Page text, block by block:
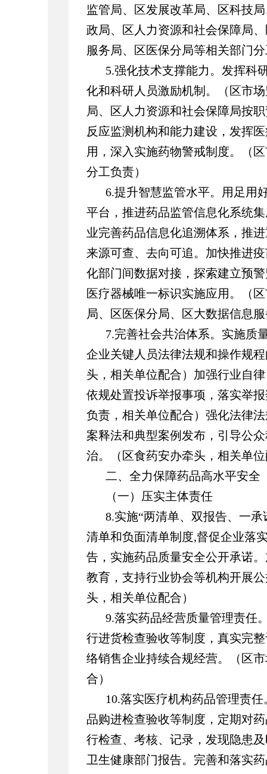
监管局、区发展改革局、区科技
政局、区人力资源和社会保障局
服务局、区医保分局等相关部门
5.强化技术支撑能力。发挥科
化和科研人员激励机制。（区市
局、区人力资源和社会保障局按
反应监测机构和能力建设，发挥
用，深入实施药物警戒制度。（
分工负责）
6.提升智慧监管水平。用足用
平台，推进药品监管信息化系统
业完善药品信息化追溯体系，推
来源可查、去向可追。加快推进
化部门间数据对接，探索建立预
医疗器械唯一标识实施应用。（
局、区医保分局、区大数据信息
7.完善社会共治体系。实施质
企业关键人员法律法规和操作规
头，相关单位配合）加强行业自
依规处置投诉举报事项，落实举
负责，相关单位配合）强化法律
案释法和典型案例发布，引导公
治。（区食药安办牵头，相关单
二、全力保障药品高水平安全
（一）压实主体责任
8.实施“两清单、双报告、一
清单和负面清单制度,督促企业落
告，实施药品质量安全公开承诺
教育，支持行业协会等机构开展
头，相关单位配合）
9.落实药品经营质量管理责任
行进货检查验收等制度，真实完
络销售企业持续合规经营。（区
合）
10.落实医疗机构药品管理责
品购进检查验收等制度，定期对
行检查、考核、记录，发现隐患
卫生健康部门报告。完善和落实